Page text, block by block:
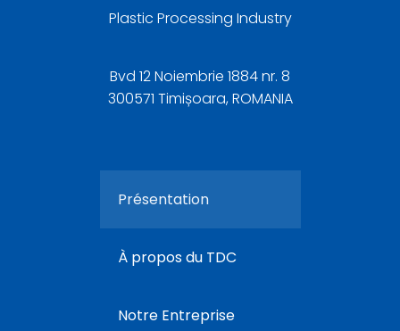
Plastic Processing Industry
Bvd 12 Noiembrie 1884 nr. 8
300571 Timișoara, ROMANIA
Présentation
À propos du TDC
Notre Entreprise